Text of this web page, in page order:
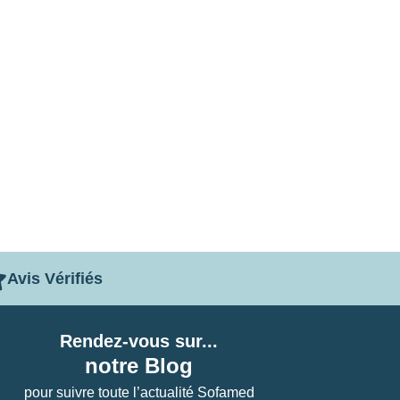
Avis Vérifiés
Rendez-vous sur...
notre Blog
pour suivre toute l’actualité Sofamed